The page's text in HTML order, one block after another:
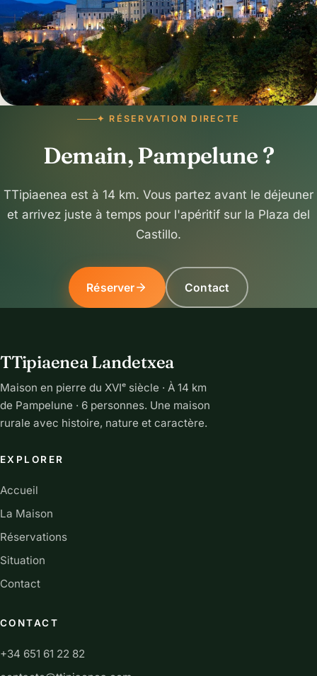
✦ RÉSERVATION DIRECTE
Demain, Pampelune ?
TTipiaenea est à 14 km. Vous partez avant le déjeuner
et arrivez juste à temps pour l'apéritif sur la Plaza del
Castillo.
Réserver Contact
TTipiaenea Landetxea
Maison en pierre du XVIᵉ siècle · À 14 km
de Pampelune · 6 personnes. Une maison
rurale avec histoire, nature et caractère.
EXPLORER
Accueil
La Maison
Réservations
Situation
Contact
CONTACT
+34 651 61 22 82